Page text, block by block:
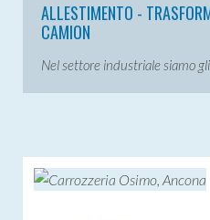
ALLESTIMENTO -
CAMION
Nel settore industriale siamo